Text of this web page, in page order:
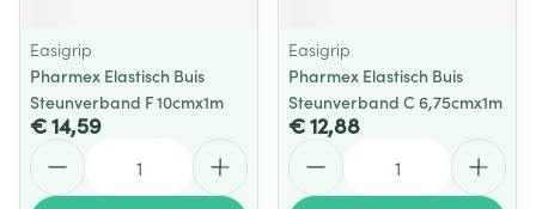
Easigrip
Pharmex Elastisch Buis
Steunverband F 10cmx1m
€ 14,59
Easigrip
Pharmex Elastisch Buis
Steunverband C 6,75cmx1m
€ 12,88